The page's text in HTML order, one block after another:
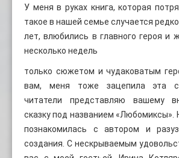
У меня в руках книга, которая
такое в нашей семье случается
лет, влюбились в главного героя и
несколько недель
только сюжетом и чудаковатым
вам, меня тоже зацепила эта
читатели представляю вашему
сказку под названием «Любомиксы».
познакомилась с автором и
создания. С нескрываемым